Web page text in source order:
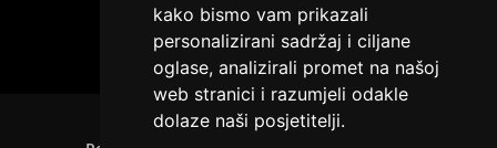
kako bismo vam prikazali
personalizirani sadržaj i ciljane
oglase, analizirali promet na našoj
web stranici i razumjeli odakle
dolaze naši posjetitelji.
Naslovna
Uvjeti korištenja